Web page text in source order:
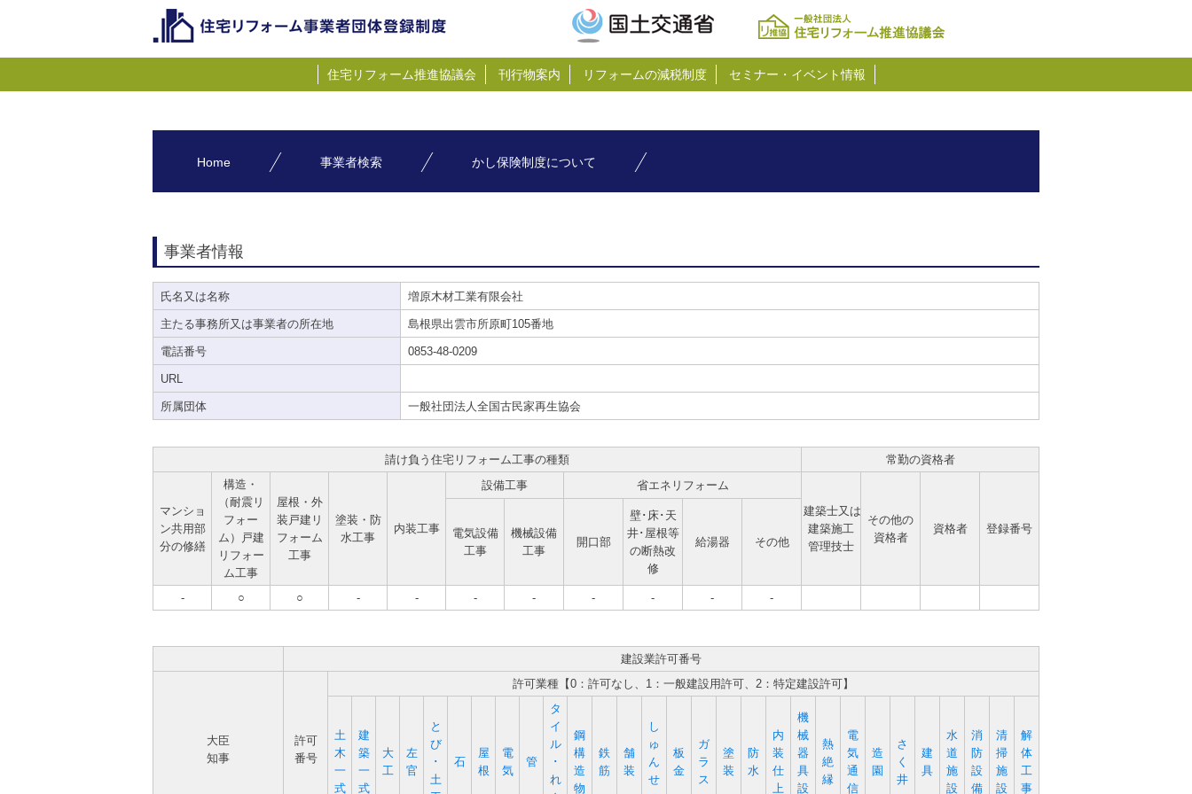
住宅リフォーム推進協議会 刊行物案内 リフォームの減税制度 セミナー・イベント情報
Home 事業者検索 かし保険制度について
事業者情報
氏名又は名称 増原木材工業有限会社
主たる事務所又は事業者の所在地 島根県出雲市所原町105番地
電話番号 0853-48-0209
URL
所属団体 一般社団法人全国古民家再生協会
請け負う住宅リフォーム工事の種類 常勤の資格者
マンショ
ン共用部
分の修繕
構造・
（耐震リ
フォー
ム）戸建
リフォー
ム工事
屋根・外
装戸建リ
フォーム
工事
塗装・防
水工事
内装工事
設備工事
省エネリフォーム
建築士又は
建築施工
管理技士
その他の
資格者
資格者 登録番号
電気設備
工事
機械設備
工事
開口部
壁･床･天
井･屋根等
の断熱改
修
給湯器 その他
- ○ ○ - - - - - - - -
建設業許可番号
大臣
知事
許可
番号
許可業種【0：許可なし、1：一般建設用許可、2：特定建設許可】
土
木
一
式
建
築
一
式
大
工
左
官
と
び
･
土
石
屋
根
電
気
管
タ
イ
ル
･
れ
鋼
構
造
物
鉄
筋
舗
装
し
ゅ
ん
せ
板
金
ガ
ラ
ス
塗
装
防
水
内
装
仕
上
機
械
器
具
設
熱
絶
縁
電
気
通
信
造
園
さ
く
井
建
具
水
道
施
設
消
防
設
備
清
掃
施
設
解
体
工
事